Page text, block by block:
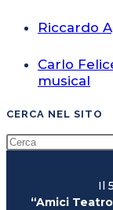
Riccardo
Carlo
musical
CERCA NEL SITO
Il
“Amici